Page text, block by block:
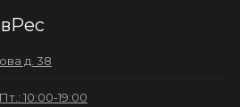
д. 38
10:00-19:00